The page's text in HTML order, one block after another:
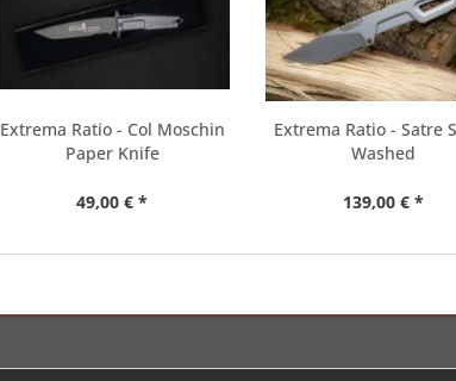
Extrema Ratio - Col Moschin
Paper Knife
49,00 € *
Extrema Ratio - Satre
Washed
139,00 € *